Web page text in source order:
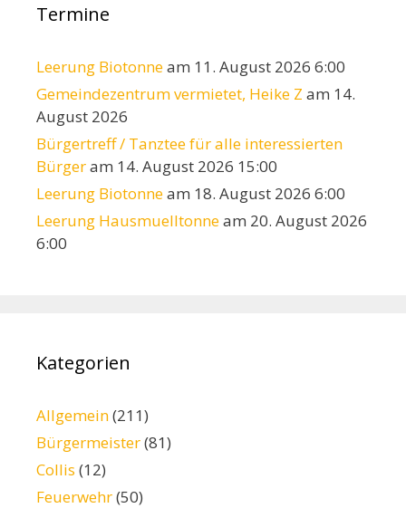
Termine
Leerung Biotonneam 11. August 2026 6:00
Gemeindezentrum vermietet, Heike Z am 14.
August 2026
Bürgertreff / Tanztee für alle interessierten
Bürgeram 14. August 2026 15:00
Leerung Biotonneam 18. August 2026 6:00
Leerung Hausmuelltonneam 20. August 2026
6:00
Kategorien
Allgemein(211)
Bürgermeister(81)
Collis (12)
Feuerwehr(50)